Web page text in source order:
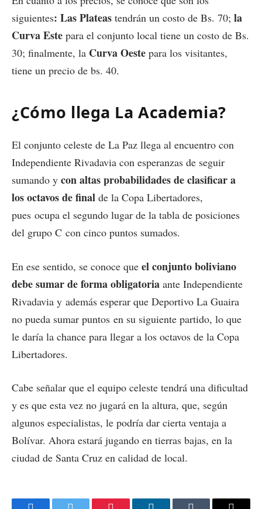
siguientes: Las Plateas tendrán un costo de Bs. 70; la
Curva Este para el conjunto local tiene un costo de Bs.
30; finalmente, la Curva Oeste para los visitantes,
tiene un precio de bs. 40.
¿Cómo llega La Academia?
El conjunto celeste de La Paz llega al encuentro con
Independiente Rivadavia con esperanzas de seguir
sumando y con altas probabilidades de clasificar a
los octavos de final de la Copa Libertadores,
pues ocupa el segundo lugar de la tabla de posiciones
del grupo C con cinco puntos sumados.
En ese sentido, se conoce que el conjunto boliviano
debe sumar de forma obligatoria ante Independiente
Rivadavia y además esperar que Deportivo La Guaira
no pueda sumar puntos en su siguiente partido, lo que
le daría la chance para llegar a los octavos de la Copa
Libertadores.
Cabe señalar que el equipo celeste tendrá una dificultad
y es que esta vez no jugará en la altura, que, según
algunos especialistas, le podría dar cierta ventaja a
Bolívar. Ahora estará jugando en tierras bajas, en la
ciudad de Santa Cruz en calidad de local.